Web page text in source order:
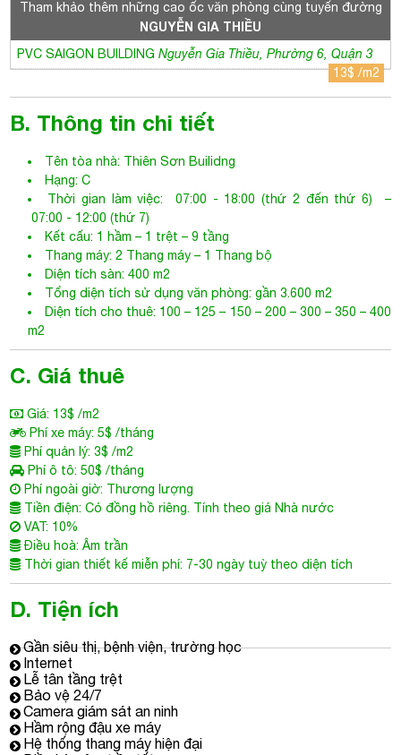
Tên tòa nhà:Thiên Sơn Builidng
Thời gian làm việc: 07:00 - 18:00 (thứ 2 đến thứ 6) –
07:00 - 12:00 (thứ 7)
Diện tích sàn: 400 m2
Diện tích cho thuê: 100 – 125 – 150 – 200 – 300 – 350 – 400
m2
C. Giá thuê
Giá: 13$ /m2
Phí xe máy: 5$ /tháng
Phí quản lý: 3$ /m2
Phí ô tô: 50$ /tháng
Phí ngoài giờ: Thương lượng
VAT: 10%
Thời gian thiết kế miễn phí: 7-30 ngày tuỳ theo diện tích
D. Tiện ích
Gần siêu thị, bệnh viện, trường học
Internet
Lễ tân tầng trệt
Bảo vệ 24/7
Camera giám sát an ninh
Hầm rộng đậu xe máy
Điều hòa âm trần tốt
Máy phát điện dự phòng 100% công suất.
Hệ thống PCCC tiêu chuẩn
E. Thông tin tòa nhà
Tòa cao ốc văn phòng cho thuê
khác: Thiên Sơn Building Nguyễn Gia Thiều, tòa nhà Thiên
Sơn) được xếp hạng C, với kết cấu hiện đại gồm: